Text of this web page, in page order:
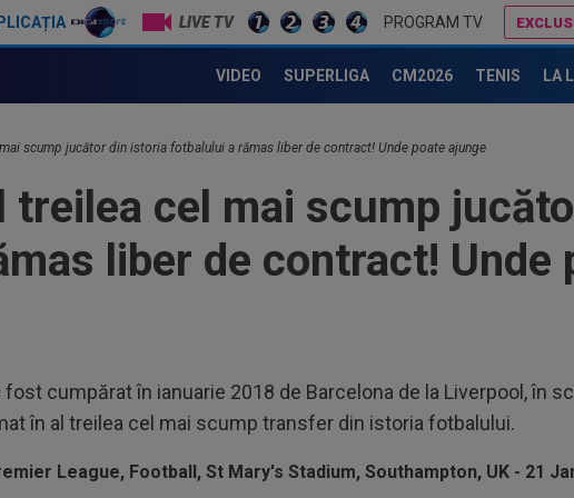
LIVE TV PROGRAM TV
VIDEO SUPERLIGA CM2026 TENIS LA
scump jucător din istoria fotbalului a rămas liber de contract! Unde poate ajunge
treilea cel mai scump
liber de contract! Unde
cumpărat în ianuarie 2018 de Barcelona de la Liverpool, în
în al treilea cel mai scump transfer din istoria fotbalului.
și
#4